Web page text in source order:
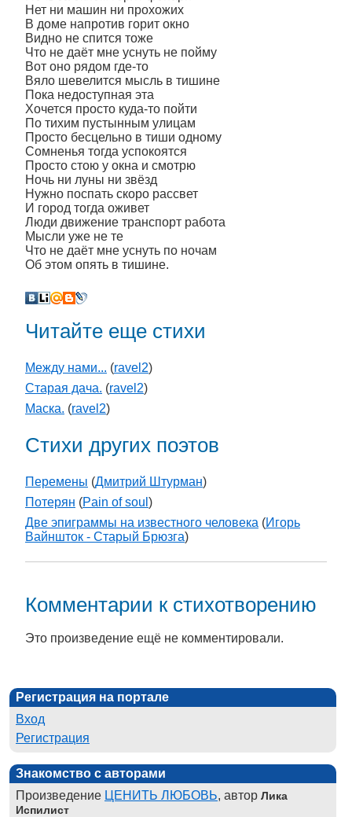
Нет ни машин ни прохожих
В доме напротив горит окно
Видно не спится тоже
Что не даёт мне уснуть не пойму
Вот оно рядом где-то
Вяло шевелится мысль в тишине
Пока недоступная эта
Хочется просто куда-то пойти
По тихим пустынным улицам
Просто бесцельно в тиши одному
Сомненья тогда успокоятся
Просто стою у окна и смотрю
Ночь ни луны ни звёзд
Нужно поспать скоро рассвет
И город тогда оживет
Люди движение транспорт работа
Мысли уже не те
Что не даёт мне уснуть по ночам
Об этом опять в тишине.
Читайте еще стихи
Между нами... (ravel2)
Старая дача. (ravel2)
Маска. (ravel2)
Стихи других поэтов
Перемены (Дмитрий Штурман)
Потерян (Pain of soul )
Две эпиграммы на известного человека (Игорь
Вайншток - Старый Брюзга)
Комментарии к стихотворению
Это произведение ещё не комментировали.
Регистрация на портале
Вход
Регистрация
Знакомство с авторами
Произведение ЦЕНИТЬ ЛЮБОВЬ, автор Лика
Испилист